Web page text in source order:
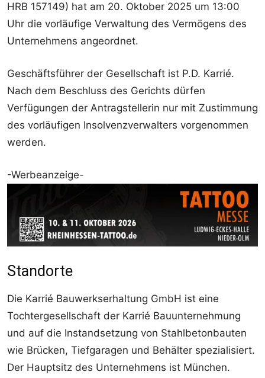
HRB 157149) hat am 20. Oktober 2025 um 13:00
Uhr die vorläufige Verwaltung des Vermögens des
Unternehmens angeordnet.
Geschäftsführer der Gesellschaft ist P.D. Karrié.
Nach dem Beschluss des Gerichts dürfen
Verfügungen der Antragstellerin nur mit Zustimmung
des vorläufigen Insolvenzverwalters vorgenommen
werden.
-Werbeanzeige-
Standorte
Die Karrié Bauwerkserhaltung GmbH ist eine
Tochtergesellschaft der Karrié Bauunternehmung
und auf die Instandsetzung von Stahlbetonbauten
wie Brücken, Tiefgaragen und Behälter spezialisiert.
Der Hauptsitz des Unternehmens ist München.